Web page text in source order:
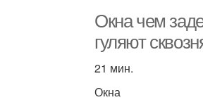
Окна чем
гуляют
21 мин.
Окна